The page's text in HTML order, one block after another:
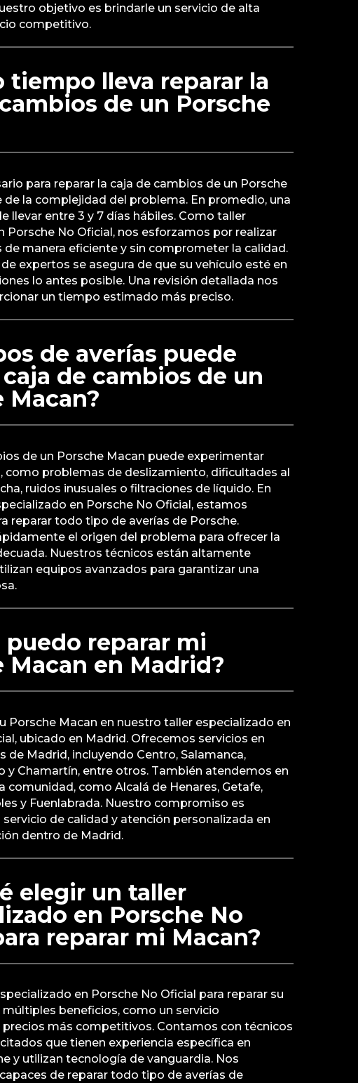
objetivo es brindarle un servicio de alta
competitivo.
tiempo lleva reparar la
de un Porsche
para reparar la caja de cambios de un Porsche
de la complejidad del problema. En promedio, una
llevar entre 3 y 7 días hábiles. Como taller
Porsche No Oficial, nos esforzamos por realizar
de manera eficiente y sin comprometer la calidad.
expertos se asegura de que su vehículo esté en
lo antes posible. Una revisión detallada nos
un tiempo estimado más preciso.
de averías puede
de cambios de un
Macan?
de un Porsche Macan puede experimentar
como problemas de deslizamiento, dificultades al
ruidos inusuales o filtraciones de líquido. En
en Porsche No Oficial, estamos
reparar todo tipo de averías de Porsche.
el origen del problema para ofrecer la
Nuestros técnicos están altamente
equipos avanzados para garantizar una
puedo reparar mi
Macan en Madrid?
Porsche Macan en nuestro taller especializado en
ubicado en Madrid. Ofrecemos servicios en
de Madrid, incluyendo Centro, Salamanca,
y Chamartín, entre otros. También atendemos en
comunidad, como Alcalá de Henares, Getafe,
y Fuenlabrada. Nuestro compromiso es
de calidad y atención personalizada en
dentro de Madrid.
elegir un taller
en Porsche No
reparar mi Macan?
en Porsche No Oficial para reparar su
múltiples beneficios, como un servicio
precios más competitivos. Contamos con técnicos
que tienen experiencia específica en
y utilizan tecnología de vanguardia. Nos
de reparar todo tipo de averías de